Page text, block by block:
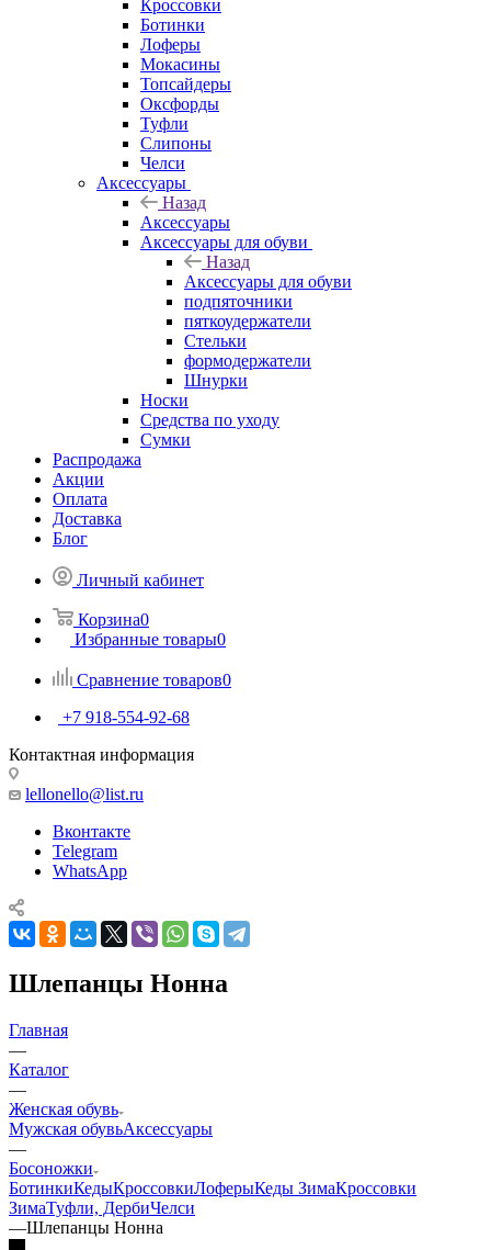
Кроссовки
Ботинки
Лоферы
Мокасины
Топсайдеры
Оксфорды
Туфли
Слипоны
Челси
Аксессуары
Назад
Аксессуары
Аксессуары для обуви
Назад
Аксессуары для обуви
подпяточники
пяткоудержатели
Стельки
формодержатели
Шнурки
Носки
Средства по уходу
Сумки
Распродажа
Акции
Оплата
Доставка
Блог
Личный кабинет
Корзина0
Избранные товары0
Сравнение товаров0
+7 918-554-92-68
Контактная информация
lellonello@list.ru
Вконтакте
Telegram
WhatsApp
Шлепанцы Нонна
Главная
—
Каталог
—
Женская обувь
Мужская обувьАксессуары
—
Босоножки
БотинкиКедыКроссовкиЛоферыКеды ЗимаКроссовки
ЗимаТуфли, ДербиЧелси
—Шлепанцы Нонна